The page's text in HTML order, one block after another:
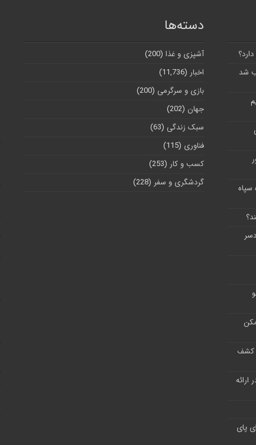
شد
سپاه
کشف
در ارائه
پای
دسته‌ها
آشپزی و غذا (200)
اخبار (11,736)
بازی و سرگرمی (200)
جهان (202)
سبک زندگی (63)
فناوری (115)
کسب و کار (253)
گردشگری و سفر (228)